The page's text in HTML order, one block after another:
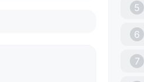
5
6
7